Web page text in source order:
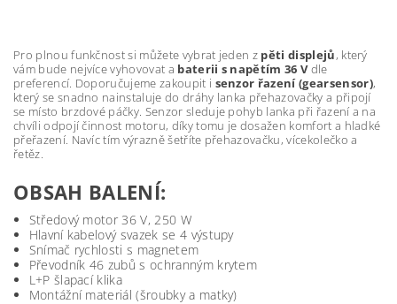
Pro plnou funkčnost si můžete vybrat jeden z pěti displejů, který
vám bude nejvíce vyhovovat a baterii s napětím 36 Vdle
preferencí. Doporučujeme zakoupit i senzor řazení (gearsensor),
který se snadno nainstaluje do dráhy lanka přehazovačky a připojí
se místo brzdové páčky. Senzor sleduje pohyb lanka při řazení a na
chvíli odpojí činnost motoru, díky tomu je dosažen komfort a hladké
přeřazení. Navíc tím výrazně šetříte přehazovačku, vícekolečko a
řetěz.
OBSAH BALENÍ:
Středový motor 36 V, 250 W
Hlavní kabelový svazek se 4 výstupy
Snímač rychlosti s magnetem
Převodník 46 zubů s ochranným krytem
L+P šlapací klika
Montážní materiál (šroubky a matky)